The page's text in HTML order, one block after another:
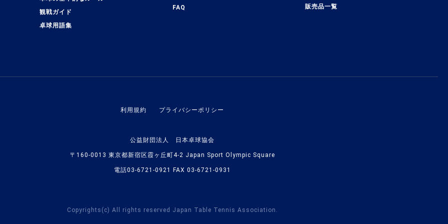
観戦ガイド
卓球用語集
FAQ 販売品一覧
利用規約 プライバシーポリシー
公益財団法人 日本卓球協会
〒160-0013 東京都新宿区霞ヶ丘町4-2 Japan Sport Olympic Square
電話03-6721-0921 FAX 03-6721-0931
Copyrights(c) All rights reserved Japan Table Tennis Association.